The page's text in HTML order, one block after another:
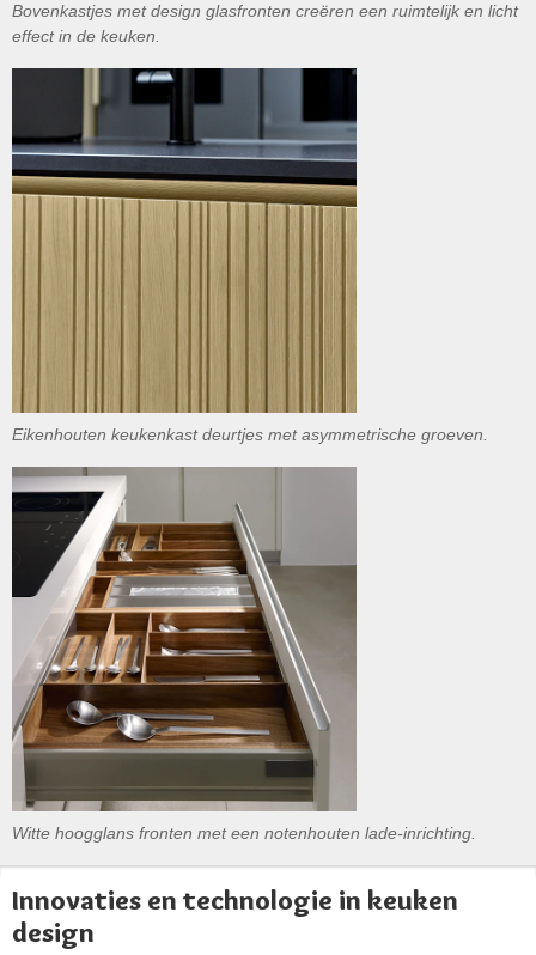
Bovenkastjes met design glasfronten creëren een ruimtelijk en licht
effect in de keuken.
Eikenhouten keukenkast deurtjes met asymmetrische groeven.
Witte hoogglans fronten met een notenhouten lade-inrichting.
Innovaties en technologie in keuken
design